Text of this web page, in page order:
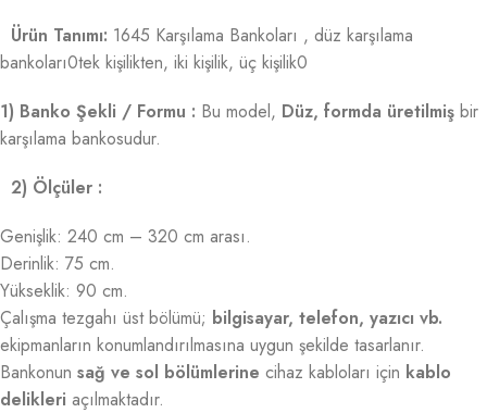
Ürün Tanımı: 1645 Karşılama Bankoları , düz karşılama
bankoları0tek kişilikten, iki kişilik, üç kişilik0
1) Banko Şekli / Formu : Bu model, Düz, formda üretilmiş bir
karşılama bankosudur.
2) Ölçüler :
Genişlik: 240 cm – 320 cm arası.
Derinlik: 75 cm.
Yükseklik: 90 cm.
Çalışma tezgahı üst bölümü; bilgisayar, telefon, yazıcı vb.
ekipmanların konumlandırılmasına uygun şekilde tasarlanır.
Bankonun sağ ve sol bölümlerine cihaz kabloları için kablo
delikleri açılmaktadır.